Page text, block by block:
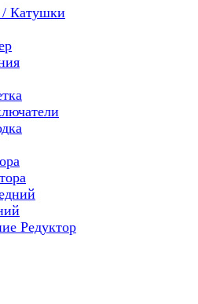
Катушки
Редуктор